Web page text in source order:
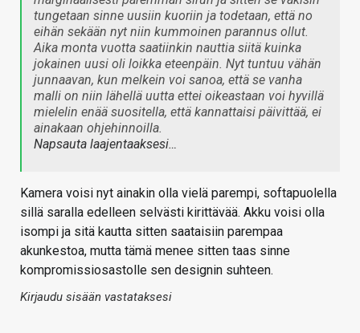
tungetaan sinne uusiin kuoriin ja todetaan, että no
eihän sekään nyt niin kummoinen parannus ollut.
Aika monta vuotta saatiinkin nauttia siitä kuinka
jokainen uusi oli loikka eteenpäin. Nyt tuntuu vähän
junnaavan, kun melkein voi sanoa, että se vanha
malli on niin lähellä uutta ettei oikeastaan voi hyvillä
mielelin enää suositella, että kannattaisi päivittää, ei
ainakaan ohjehinnoilla.
Napsauta laajentaaksesi…
Kamera voisi nyt ainakin olla vielä parempi, softapuolella
sillä saralla edelleen selvästi kirittävää. Akku voisi olla
isompi ja sitä kautta sitten saataisiin parempaa
akunkestoa, mutta tämä menee sitten taas sinne
kompromissiosastolle sen designin suhteen.
Kirjaudu sisään vastataksesi